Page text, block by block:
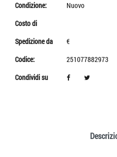
Condizione:
Nuovo
Costo di
Spedizione da
€
Codice:
251077882973
Condividi su